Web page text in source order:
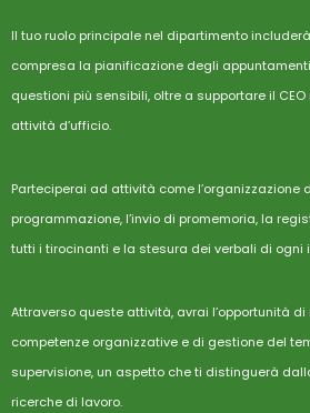
Il tuo ruolo principale nel dipartimento
compresa la pianificazione degli
questioni più sensibili, oltre a supportare il
attività d’ufficio.
Parteciperai ad attività come l’organizzazione
programmazione, l’invio di promemoria, la
tutti i tirocinanti e la stesura dei verbali di ogni
Attraverso queste attività, avrai l’opportunità
competenze organizzative e di gestione del
supervisione, un aspetto che ti distinguerà
ricerche di lavoro.